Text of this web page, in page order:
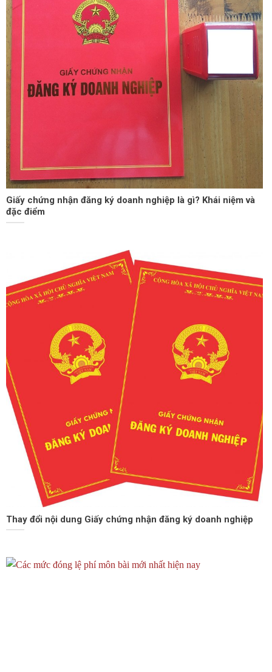
Giấy chứng nhận đăng ký doanh nghiệp là gì? Khái niệm và
đặc điểm
Thay đổi nội dung Giấy chứng nhận đăng ký doanh nghiệp